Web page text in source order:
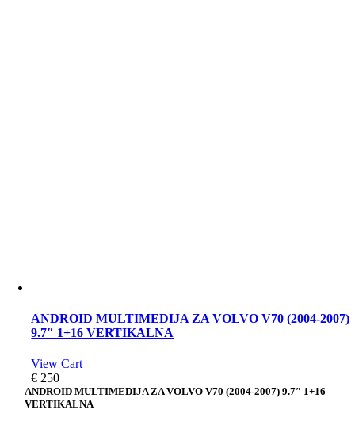
ANDROID MULTIMEDIJA ZA VOLVO V70 (2004-2007)
9.7″ 1+16 VERTIKALNA
View Cart
€ 250
ANDROID MULTIMEDIJA ZA VOLVO V70 (2004-2007) 9.7″ 1+16
VERTIKALNA